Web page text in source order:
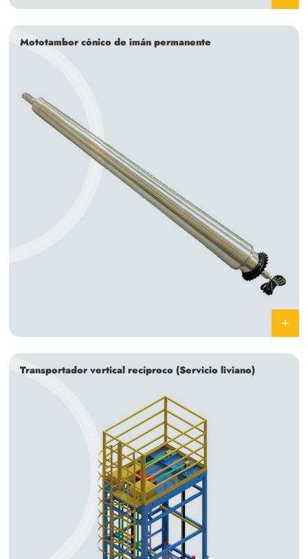
Mototambor cónico de imán permanente
Transportador vertical recíproco (Servicio liviano)